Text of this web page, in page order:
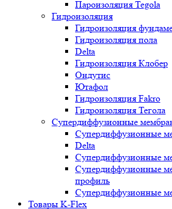
Пароизоляция Tegola
Гидроизоляция
Гидроизоляция
Гидроизоляция пола
Delta
Гидроизоляция Клобер
Ондутис
Ютафол
Гидроизоляция Fakro
Гидроизоляция Тегола
Супердиффузионные
Супердиффузионные
Delta
Супердиффузионные
Супердиффузионные
профиль
Супердиффузионные
Товары K-Flex